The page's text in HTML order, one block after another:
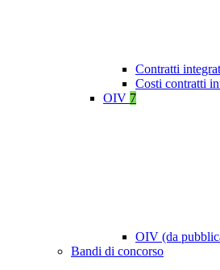
Contratti
Costi contratti
OIV 7
OIV (da
Bandi di concorso